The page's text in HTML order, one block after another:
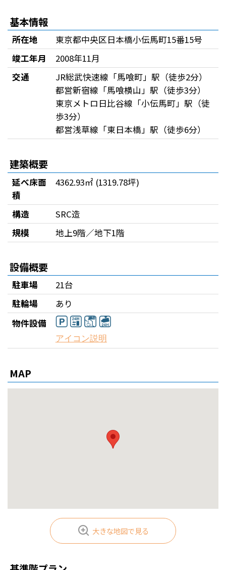
基本情報
所在地
東京都中央区日本橋小伝馬町15番15号
竣工年月
2008年11月
交通
JR総武快速線「馬喰町」駅（徒歩2分）
都営新宿線「馬喰横山」駅（徒歩3分）
東京メトロ日比谷線「小伝馬町」駅（徒
歩3分）
都営浅草線「東日本橋」駅（徒歩6分）
建築概要
延べ床面
積
4362.93㎡ (1319.78坪)
構造
SRC造
規模
地上9階／地下1階
設備概要
駐車場
21台
駐輪場
あり
物件設備
アイコン説明
24時間入退館可能
車椅子用エレベーター有
有人警備
MAP
大きな地図で見る